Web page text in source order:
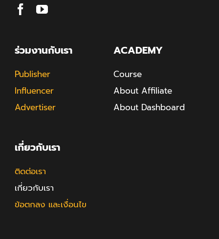
ร่วมงานกับเรา
Publisher
Influencer
Advertiser
ACADEMY
Course
About Affiliate
About Dashboard
เกี่ยวกับเรา
ติดต่อเรา
เกี่ยวกับเรา
ข้อตกลง และเงื่อนไข